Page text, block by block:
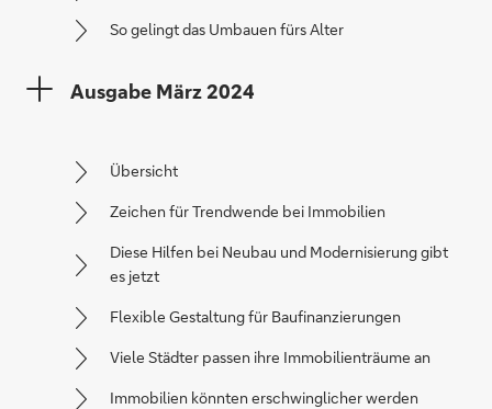
So gelingt das Umbauen fürs Alter
Ausgabe März 2024
Übersicht
Zeichen für Trendwende bei Immobilien
Diese Hilfen bei Neubau und Modernisierung gibt
es jetzt
Flexible Gestaltung für Baufinanzierungen
Viele Städter passen ihre Immobilienträume an
Immobilien könnten erschwinglicher werden